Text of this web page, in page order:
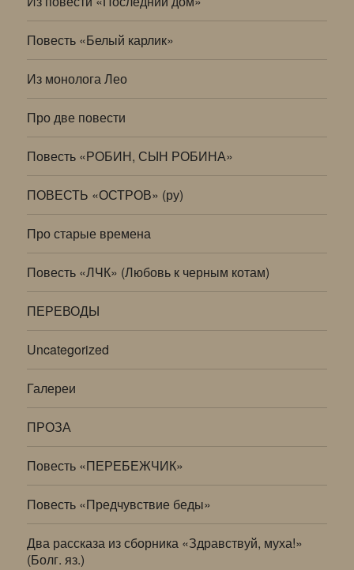
Повесть «Белый карлик»
Из монолога Лео
Про две повести
Повесть «РОБИН, СЫН РОБИНА»
ПОВЕСТЬ «ОСТРОВ» (ру)
Про старые времена
Повесть «ЛЧК» (Любовь к черным котам)
ПЕРЕВОДЫ
Uncategorized
Галереи
ПРОЗА
Повесть «ПЕРЕБЕЖЧИК»
Повесть «Предчувствие беды»
Два рассказа из сборника «Здравствуй, муха!»
(Болг. яз.)